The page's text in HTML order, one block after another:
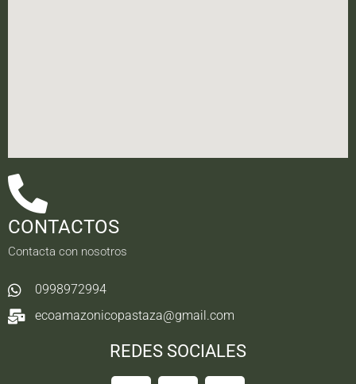
CONTACTOS
Contacta con nosotros
0998972994
ecoamazonicopastaza@gmail.com
REDES SOCIALES